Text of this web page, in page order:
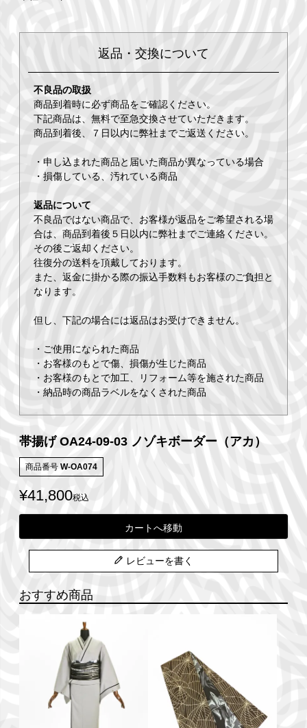
返品・交換について
不良品の取扱
商品到着時に必ず商品をご確認ください。
下記商品は、無料で至急交換させていただきます。
商品到着後、７日以内に弊社までご返送ください。
・申し込まれた商品と届いた商品が異なっている場合
・損傷している、汚れている商品
返品について
不良品ではない商品で、お客様が返品をご希望される場
合は、商品到着後５日以内に弊社までご連絡ください。
その後ご返却ください。
往復分の送料を頂戴しております。
また、返金に掛かる際の振込手数料もお客様のご負担と
なります。
但し、下記の場合には返品はお受けできません。
・ご使用になられた商品
・お客様のもとで傷、損傷が生じた商品
・お客様のもとで加工、リフォーム等を施された商品
・納品時の商品ラベルをなくされた商品
帯揚げ OA24-09-03 ノゾキボーダー（アカ）
商品番号 W-OA074
¥41,800税込
カートへ移動
レビューを書く
おすすめ商品